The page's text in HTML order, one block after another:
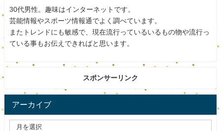
2018年にはイタリアンジェラート協会 日本支部 初代会長
に就任しています。
そのほか、ジェラート文化功労賞(アグリアーノ・外国人
トワールドカップ)日本代表チームキャプテン 世界総合4位
(代表歴代最高位) ガストロノミージェラート部門1位など
様々な快挙を成し遂げています。
スポンサードリンク
30代男性。趣味はインターネットです。
芸能情報やスポーツ情報通でよく調べています。
またトレンドにも敏感で、現在流行っているいるもの物や流行っ
ている事もお伝えできればと思います。
スポンサーリンク
アーカイブ